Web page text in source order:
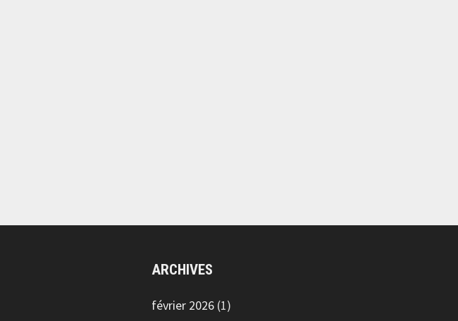
ARCHIVES
février 2026 (1)